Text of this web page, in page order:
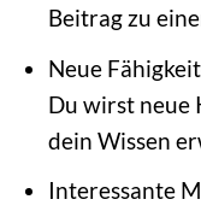
Beitrag zu
Neue
Du wirst neue
dein Wissen
Interessante